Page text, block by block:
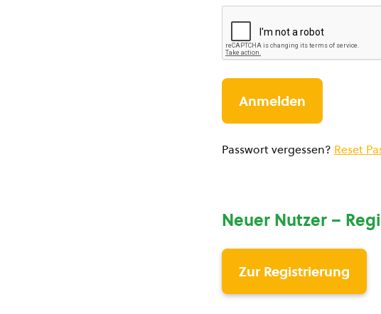
Passwort vergessen? Reset
Neuer Nutzer –
Zur Registrierung